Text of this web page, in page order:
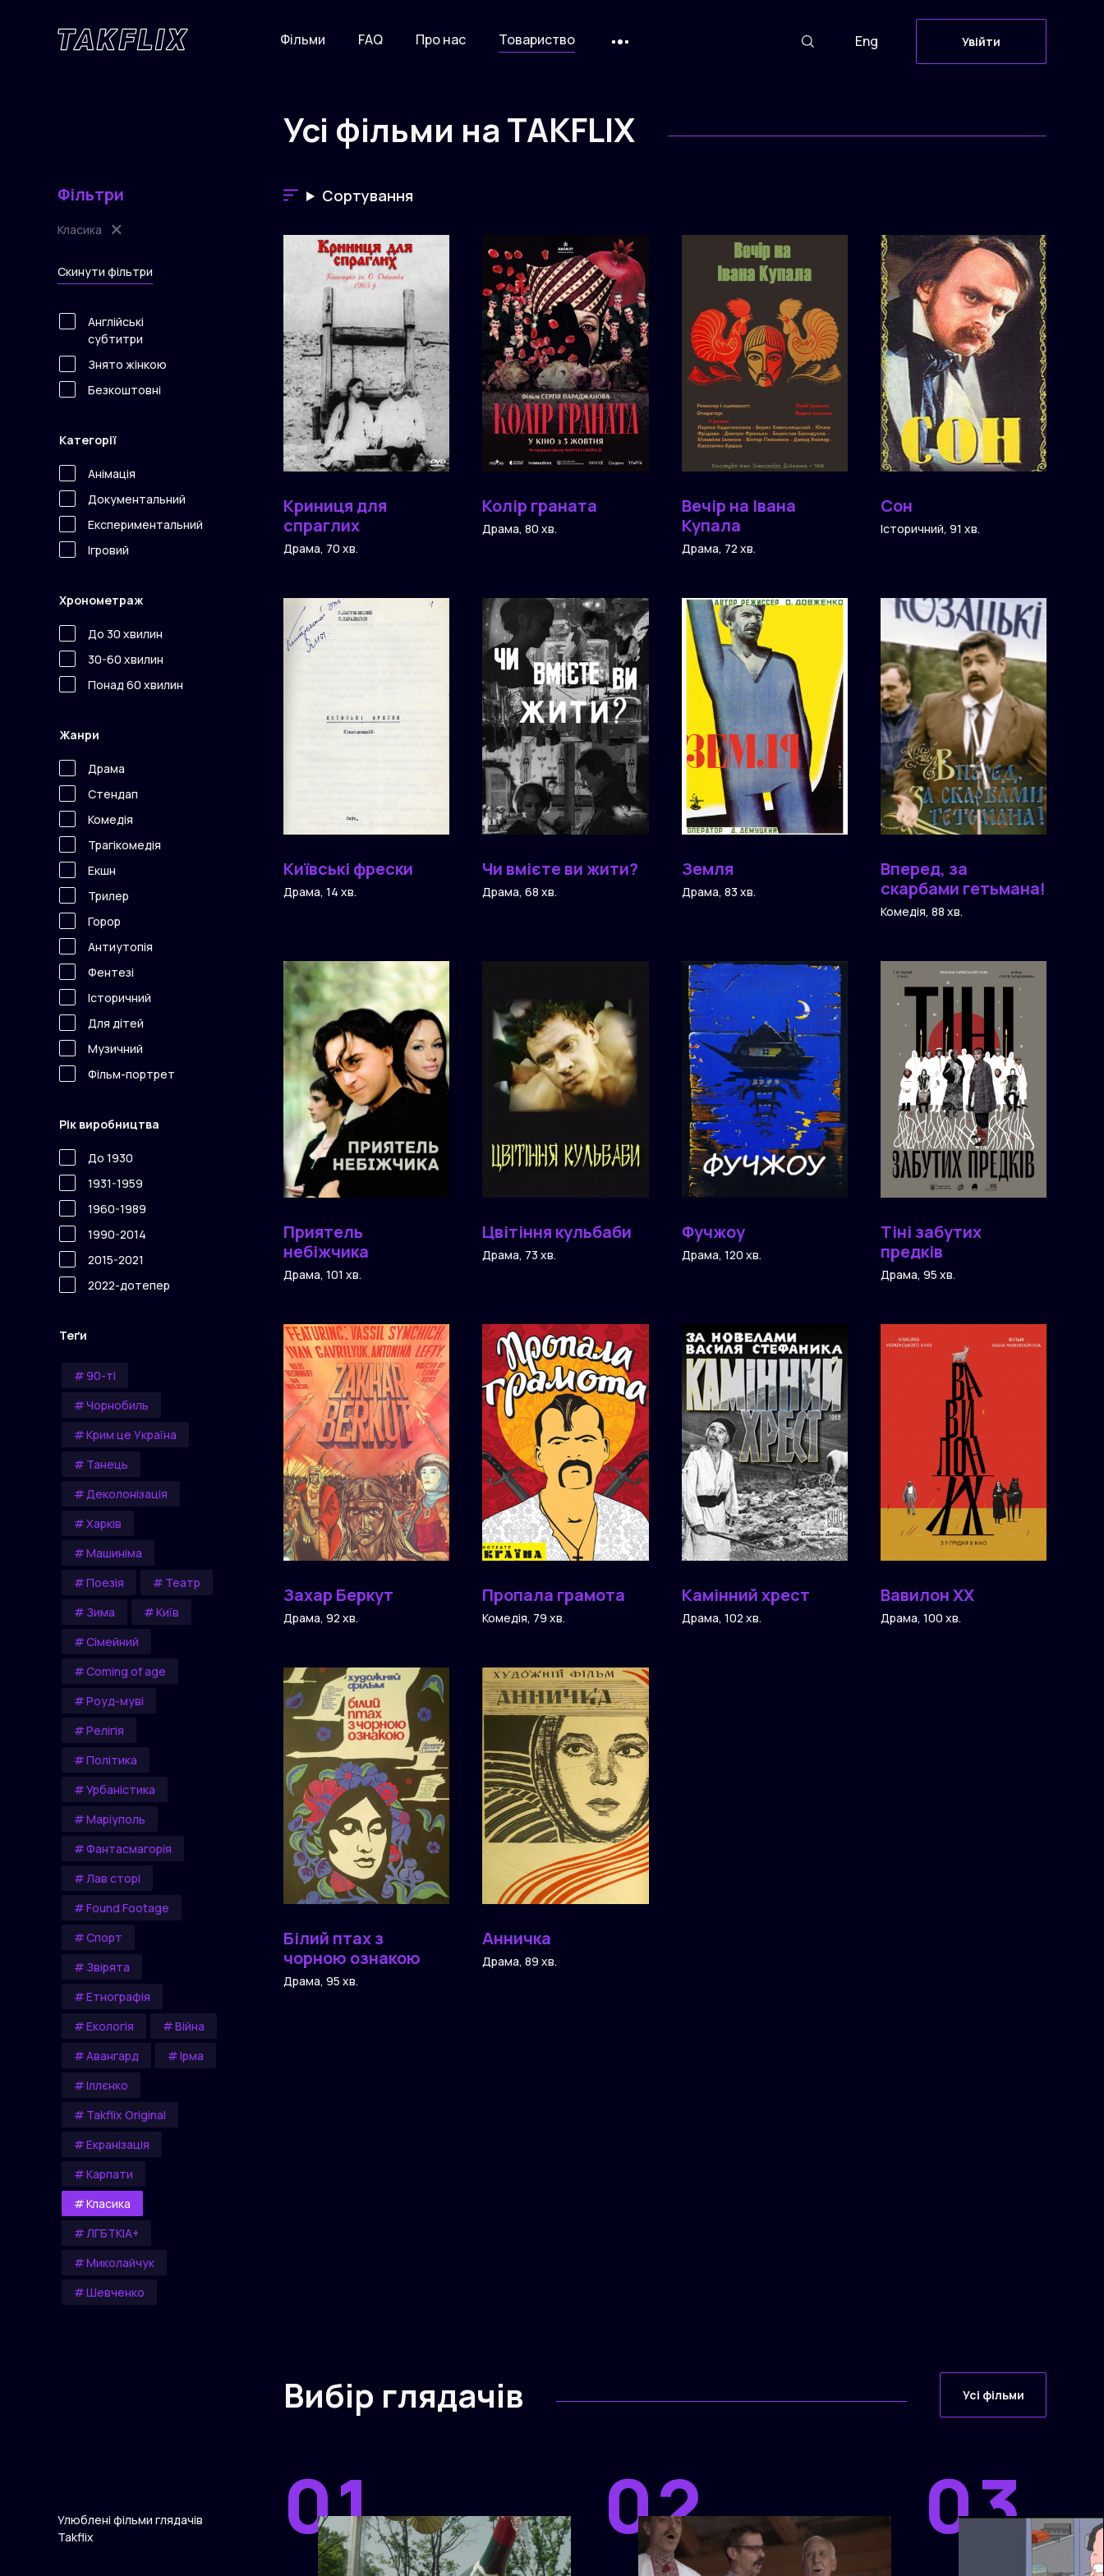
Фільми FAQ Про нас Товариство Eng Увійти
Усі фільми на TAKFLIX
Фільтри
Класика ×
Скинути фільтри
Англійські
субтитри
Знято жінкою
Безкоштовні
Категорії
Анімація
Документальний
Експериментальний
Ігровий
Хронометраж
До 30 хвилин
30-60 хвилин
Понад 60 хвилин
Жанри
Драма
Стендап
Комедія
Трагікомедія
Екшн
Трилер
Горор
Антиутопія
Фентезі
Історичний
Для дітей
Музичний
Фільм-портрет
Рік виробництва
До 1930
1931-1959
1960-1989
1990-2014
2015-2021
2022-дотепер
Теґи
90-ті
Чорнобиль
Крим це Україна
Танець
Деколонізація
Харків
Машиніма
Поезія
Театр
Зима
Київ
Сімейний
Сoming of age
Роуд-муві
Релігія
Політика
Урбаністика
Маріуполь
Фантасмагорія
Лав сторі
Found Footage
Спорт
Звірята
Етнографія
Екологія
Війна
Авангард
Ірма
Іллєнко
Takflix Original
Екранізація
Карпати
Класика
ЛГБТКІА+
Миколайчук
Шевченко
Сортування
Криниця для
спраглих
Драма, 70 хв.
Колір граната
Драма, 80 хв.
Вечір на Івана
Купала
Драма, 72 хв.
Сон
Історичний, 91 хв.
Київські фрески
Драма, 14 хв.
Чи вмієте ви жити?
Драма, 68 хв.
Земля
Драма, 83 хв.
Вперед, за
скарбами гетьмана!
Комедія, 88 хв.
Приятель
небіжчика
Драма, 101 хв.
Цвітіння кульбаби
Драма, 73 хв.
Фучжоу
Драма, 120 хв.
Тіні забутих
предків
Драма, 95 хв.
Захар Беркут
Драма, 92 хв.
Пропала грамота
Комедія, 79 хв.
Камінний хрест
Драма, 102 хв.
Вавилон XX
Драма, 100 хв.
Білий птах з
чорною ознакою
Драма, 95 хв.
Анничка
Драма, 89 хв.
Вибір глядачів Усі фільми
Улюблені фільми глядачів
Takflix
01 02 03